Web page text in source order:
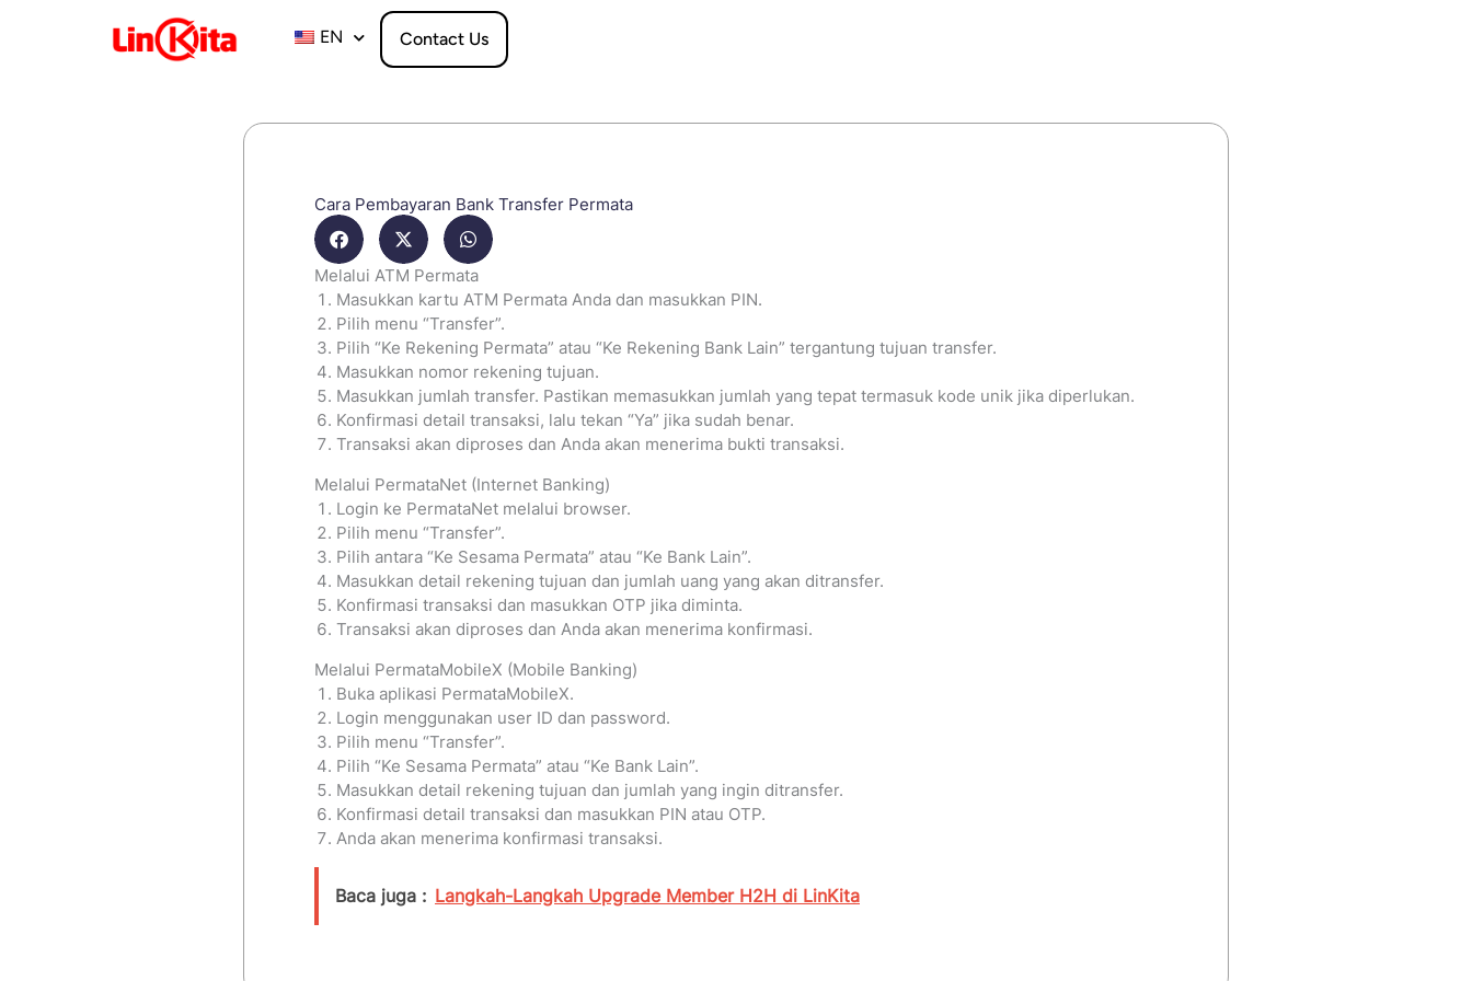
EN Contact Us
Cara Pembayaran Bank Transfer Permata
Melalui ATM Permata
Masukkan kartu ATM Permata Anda dan masukkan PIN.
Pilih menu “Transfer”.
Pilih “Ke Rekening Permata” atau “Ke Rekening Bank Lain” tergantung tujuan transfer.
Masukkan nomor rekening tujuan.
Masukkan jumlah transfer. Pastikan memasukkan jumlah yang tepat termasuk kode unik jika diperlukan.
Konfirmasi detail transaksi, lalu tekan “Ya” jika sudah benar.
Transaksi akan diproses dan Anda akan menerima bukti transaksi.
Melalui PermataNet (Internet Banking)
Login ke PermataNet melalui browser.
Pilih menu “Transfer”.
Pilih antara “Ke Sesama Permata” atau “Ke Bank Lain”.
Masukkan detail rekening tujuan dan jumlah uang yang akan ditransfer.
Konfirmasi transaksi dan masukkan OTP jika diminta.
Transaksi akan diproses dan Anda akan menerima konfirmasi.
Melalui PermataMobileX (Mobile Banking)
Buka aplikasi PermataMobileX.
Login menggunakan user ID dan password.
Pilih menu “Transfer”.
Pilih “Ke Sesama Permata” atau “Ke Bank Lain”.
Masukkan detail rekening tujuan dan jumlah yang ingin ditransfer.
Konfirmasi detail transaksi dan masukkan PIN atau OTP.
Anda akan menerima konfirmasi transaksi.
Baca juga : Langkah-Langkah Upgrade Member H2H di LinKita